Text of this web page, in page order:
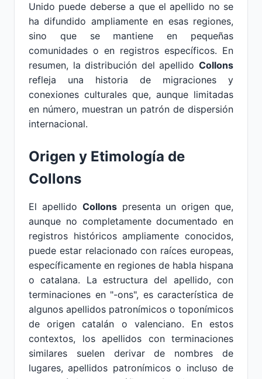
Unido puede deberse a que el apellido no se
ha difundido ampliamente en esas regiones,
sino que se mantiene en pequeñas
comunidades o en registros específicos. En
resumen, la distribución del apellido Collons
refleja una historia de migraciones y
conexiones culturales que, aunque limitadas
en número, muestran un patrón de dispersión
internacional.
Origen y Etimología de
Collons
El apellido Collonspresenta un origen que,
aunque no completamente documentado en
registros históricos ampliamente conocidos,
puede estar relacionado con raíces europeas,
específicamente en regiones de habla hispana
o catalana. La estructura del apellido, con
terminaciones en "-ons", es característica de
algunos apellidos patronímicos o toponímicos
de origen catalán o valenciano. En estos
contextos, los apellidos con terminaciones
similares suelen derivar de nombres de
lugares, apellidos patronímicos o incluso de